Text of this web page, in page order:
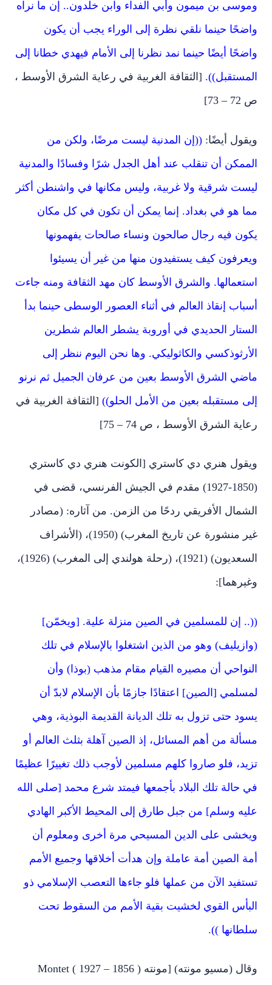
وموسى بن ميمون وأبي الفداء وابن خلدون.. إن ما نراه
واضحًا حينما نلقي نظرة إلى الوراء يجب أن يكون
واضحًا أيضًا حينما نمد نظرنا إلى الأمام فيهدي خطانا إلى
المستقبل)). [الثقافة الغربية في رعاية الشرق الأوسط ،
ص 72 – 73]
ويقول أيضًا: ((إن المدنية ليست مرضًا، ولكن من
الممكن أن تنقلب عند أهل الجدل شرًا وفسادًا والمدنية
ليست شرقية ولا غربية، وليس مكانها في واشنطن أكثر
مما هو في بغداد. إنما يمكن أن تكون في كل مكان
يكون فيه رجال صالحون ونساء صالحات يفهمونها
ويعرفون كيف يستفيدون منها من غير أن يسيئوا
استعمالها. والشرق الأوسط كان مهد الثقافة ومنه جاءت
أسباب إنقاذ العالم في أثناء العصور الوسطى حينما بدأ
الستار الحديدي في أوروبة يشطر العالم شطرين
الأرثوذكسي والكاثوليكي. وها نحن اليوم ننظر إلى
ماضي الشرق الأوسط بعين من عرفان الجميل ثم نرنو
إلى مستقبله بعين من الأمل الحلو)) [الثقافة الغربية في
رعاية الشرق الأوسط ، ص 74 – 75]
ويقول هنري دي كاستري [الكونت هنري دي كاستري
(1850-1927) مقدم في الجيش الفرنسي، قضى في
الشمال الأفريقي ردحًا من الزمن. من آثاره: (مصادر
غير منشورة عن تاريخ المغرب) (1950)، (الأشراف
السعديون) (1921)، (رحلة هولندي إلى المغرب) (1926)،
وغيرهما]:
((.. إن للمسلمين في الصين منزلة علية. [ويخمّن]
(وازيليف) وهو من الذين اشتغلوا بالإسلام في تلك
النواحي أن مصيره القيام مقام مذهب (بوذا) وأن
لمسلمي [الصين] اعتقادًا جازمًا بأن الإسلام لابدّ أن
يسود حتى تزول به تلك الديانة القديمة البوذية، وهي
مسألة من أهم المسائل، إذ الصين آهلة بثلث العالم أو
تزيد، فلو صاروا كلهم مسلمين لأوجب ذلك تغييرًا عظيمًا
في حالة تلك البلاد بأجمعها فيمتد شرع محمد [صلى الله
عليه وسلم] من جبل طارق إلى المحيط الأكبر الهادي
ويخشى على الدين المسيحي مرة أخرى ومعلوم أن
أمة الصين أمة عاملة وإن هدأت أخلاقها وجميع الأمم
تستفيد الآن من عملها فلو جاءها التعصب الإسلامي ذو
البأس القوي لخشيت بقية الأمم من السقوط تحت
سلطانها )).
وقال (مسيو مونته) [مونته ( 1856 – 1927 ) Montet